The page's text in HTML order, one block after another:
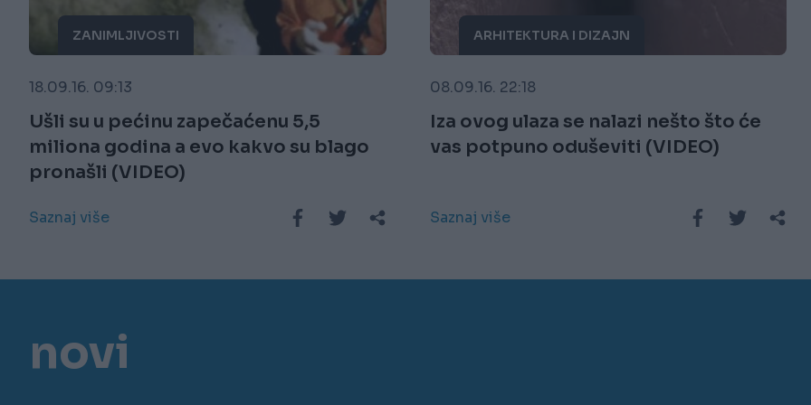
ZANIMLJIVOSTI
18.09.16. 09:13
Ušli su u pećinu zapečaćenu 5,5
miliona godina a evo kakvo su blago
pronašli (VIDEO)
Saznaj više
ARHITEKTURA I DIZAJN
08.09.16. 22:18
Iza ovog ulaza se nalazi nešto što će
vas potpuno oduševiti (VIDEO)
Saznaj više
novi